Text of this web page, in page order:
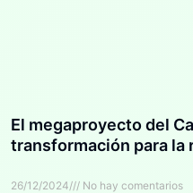
El megaproyecto del
transformación para la
26/12/2024 No hay comentarios